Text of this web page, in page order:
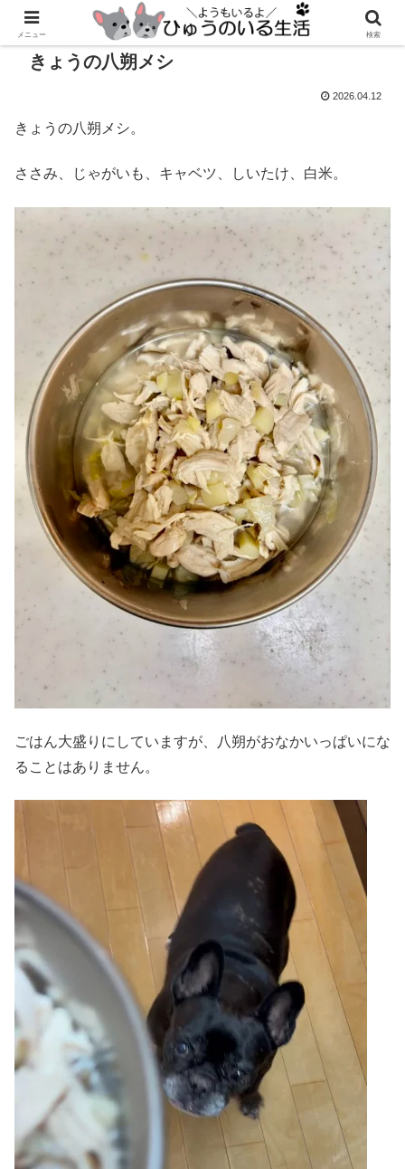
きょうの八朔メシ
2026.04.12
きょうの八朔メシ。
ささみ、じゃがいも、キャベツ、しいたけ、白米。
ごはん大盛りにしていますが、八朔がおなかいっぱいにな
ることはありません。
メニュー 検索